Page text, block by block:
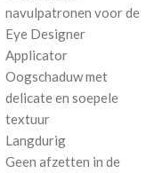
navulpatronen voor de
Eye Designer
Applicator
Oogschaduw met
delicate en soepele
textuur
Langdurig
Geen afzetten in de